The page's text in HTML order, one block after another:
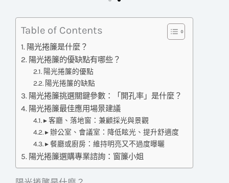
Table of Contents
陽光捲簾是什麼？
陽光捲簾的優缺點有哪些？
陽光捲簾的優點
陽光捲簾的缺點
陽光捲簾挑選關鍵參數：「開孔率」是什麼？
陽光捲簾最佳應用場景建議
▸ 客廳、落地窗：兼顧採光與景觀
▸ 辦公室、會議室：降低眩光、提升舒適度
▸ 餐廳或廚房：維持明亮又不過度曝曬
陽光捲簾選購專業諮詢：窗簾小姐